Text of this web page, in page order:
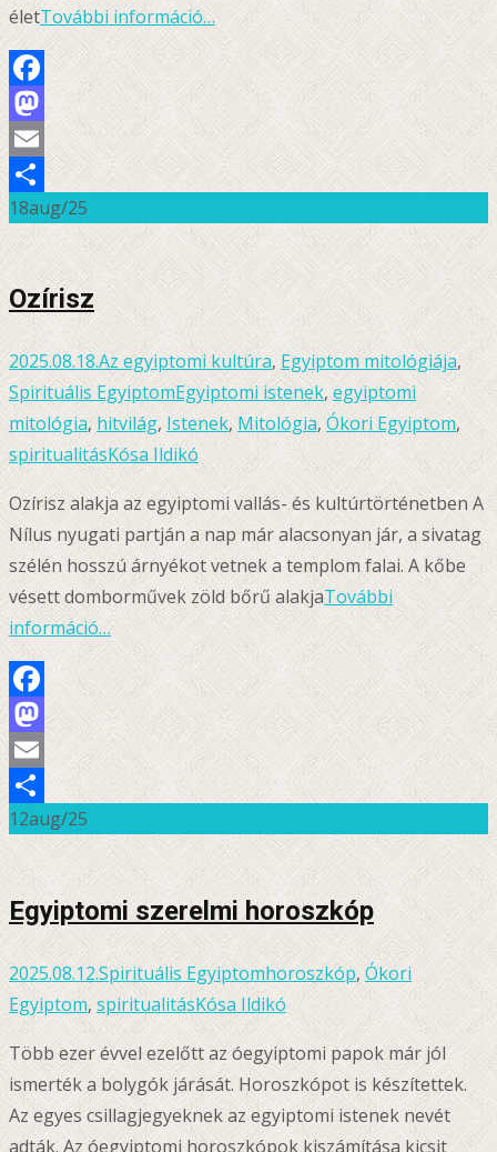
életTovábbi információ…
Facebook
Mastodon
Email
Ossza
meg
18aug/25
Ozírisz
2025.08.18.Az egyiptomi kultúra,Egyiptom mitológiája,
Spirituális EgyiptomEgyiptomi istenek,egyiptomi
mitológia,hitvilág, Istenek,Mitológia,Ókori Egyiptom,
spiritualitásKósa Ildikó
Ozírisz alakja az egyiptomi vallás- és kultúrtörténetben A
Nílus nyugati partján a nap már alacsonyan jár, a sivatag
szélén hosszú árnyékot vetnek a templom falai. A kőbe
vésett domborművek zöld bőrű alakjaTovábbi
információ…
Facebook
Mastodon
Email
Ossza
meg
12aug/25
Egyiptomi szerelmi horoszkóp
2025.08.12.Spirituális Egyiptomhoroszkóp,Ókori
Egyiptom, spiritualitásKósa Ildikó
Több ezer évvel ezelőtt az óegyiptomi papok már jól
ismerték a bolygók járását. Horoszkópot is készítettek.
Az egyes csillagjegyeknek az egyiptomi istenek nevét
adták. Az óegyiptomi horoszkópok kiszámítása kicsit